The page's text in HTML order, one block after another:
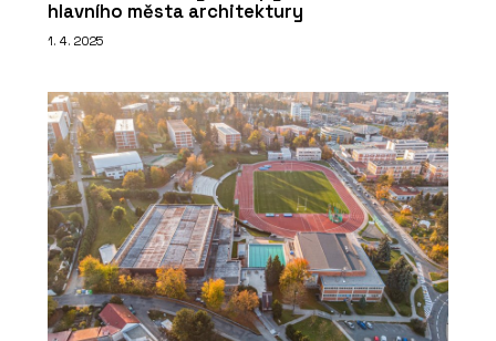
hlavního města architektury
1. 4. 2025